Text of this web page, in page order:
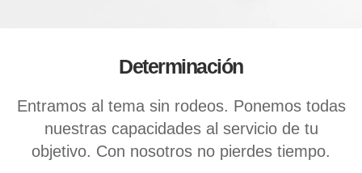
Determinación
Entramos al tema sin rodeos. Ponemos todas
nuestras capacidades al servicio de tu
objetivo. Con nosotros no pierdes tiempo.